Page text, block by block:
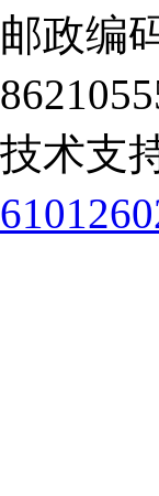
邮政编
技术支